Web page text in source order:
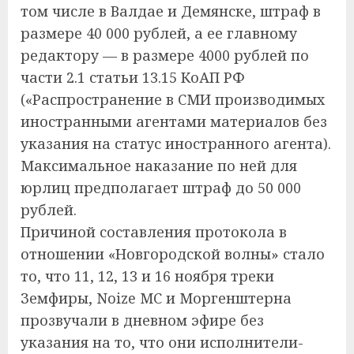
том числе в Валдае и Демянске, штраф в
размере 40 000 рублей, а ее главному
редактору — в размере 4000 рублей по
части 2.1 статьи 13.15 КоАП РФ
(«Распространение в СМИ производимых
иностранными агентами материалов без
указания на статус иностранного агента).
Максимальное наказание по ней для
юрлиц предполагает штраф до 50 000
рублей.
Причиной составления протокола в
отношении «Новгородской волны» стало
то, что 11, 12, 13 и 16 ноября треки
Земфиры, Noize МС и Моргенштерна
прозвучали в дневном эфире без
указания на то, что они исполнители-